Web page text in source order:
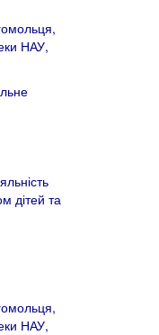
НАУ,
дітей та
НАУ,